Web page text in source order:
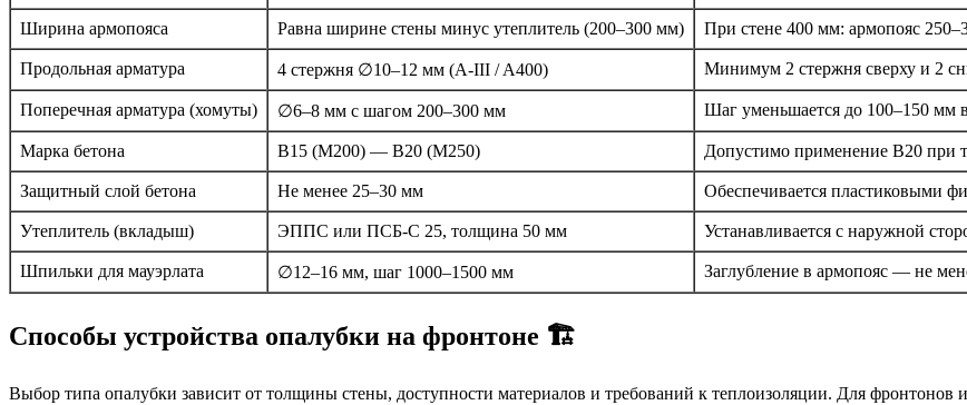
Ширина армопояса Равна ширине стены минус утеплитель (200–300 мм) При стене 400 мм: армопояс
Продольная арматура 4 стержня ∅10–12 мм (A-III / A400) Минимум 2 стержня сверху и 2
Поперечная арматура (хомуты) ∅6–8 мм с шагом 200–300 мм Шаг уменьшается до 100–150 мм
Марка бетона B15 (М200) — B20 (М250) Допустимо применение B20 при
Защитный слой бетона Не менее 25–30 мм Обеспечивается пластиковыми
Утеплитель (вкладыш) ЭППС или ПСБ-С 25, толщина 50 мм Устанавливается с наружной
Шпильки для мауэрлата ∅12–16 мм, шаг 1000–1500 мм Заглубление в армопояс — не
Способы устройства опалубки на фронтоне 🏗️
Выбор типа опалубки зависит от толщины стены, доступности материалов и требований к теплоизоляции. Для фронтонов